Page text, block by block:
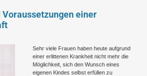
Voraussetzungen einer
Sehr viele Frauen haben heute aufgrund
einer erlittenen Krankheit nicht mehr die
Möglichkeit, sich den Wunsch eines
eigenen Kindes selbst erfüllen zu